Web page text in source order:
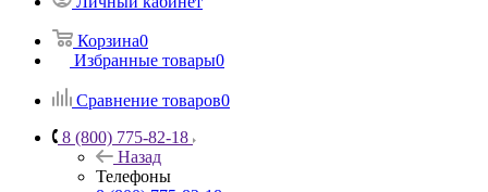
Корзина0
Избранные товары0
Сравнение товаров0
8 (800) 775-82-18
Назад
Телефоны